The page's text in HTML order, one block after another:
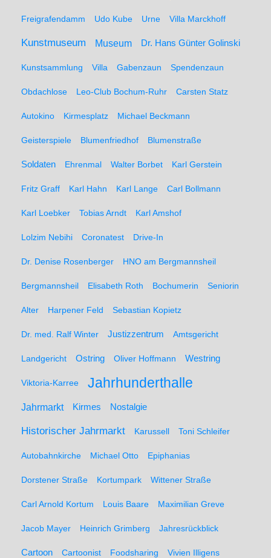
Freigrafendamm Udo Kube Urne Villa Marckhoff
Kunstmuseum Museum Dr. Hans Günter Golinski
Kunstsammlung Villa Gabenzaun Spendenzaun
Obdachlose Leo-Club Bochum-Ruhr Carsten Statz
Autokino Kirmesplatz Michael Beckmann
Geisterspiele Blumenfriedhof Blumenstraße
Soldaten Ehrenmal Walter Borbet Karl Gerstein
Fritz Graff Karl Hahn Karl Lange Carl Bollmann
Karl Loebker Tobias Arndt Karl Amshof
Lolzim Nebihi Coronatest Drive-In
Dr. Denise Rosenberger HNO am Bergmannsheil
Bergmannsheil Elisabeth Roth Bochumerin Seniorin
Alter Harpener Feld Sebastian Kopietz
Dr. med. Ralf Winter Justizzentrum Amtsgericht
Landgericht Ostring Oliver Hoffmann Westring
Viktoria-Karree Jahrhunderthalle
Jahrmarkt Kirmes Nostalgie
Historischer Jahrmarkt Karussell Toni Schleifer
Autobahnkirche Michael Otto Epiphanias
Dorstener Straße Kortumpark Wittener Straße
Carl Arnold Kortum Louis Baare Maximilian Greve
Jacob Mayer Heinrich Grimberg Jahresrückblick
Cartoon Cartoonist Foodsharing Vivien Illigens